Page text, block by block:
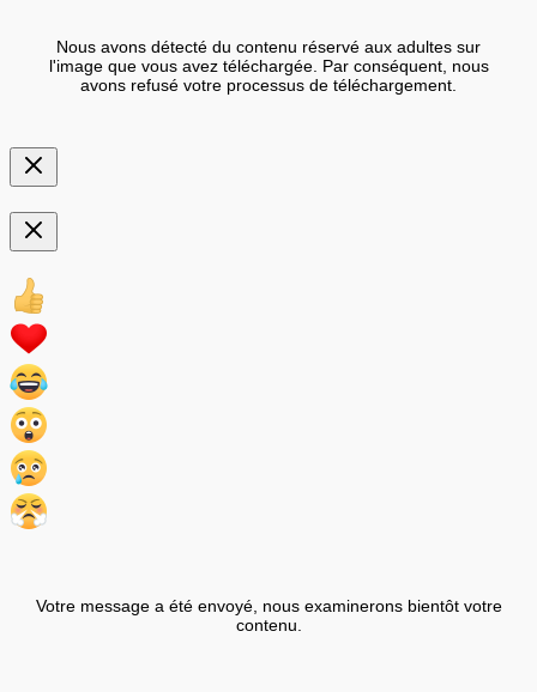
Nous avons détecté du contenu réservé aux adultes sur
l'image que vous avez téléchargée. Par conséquent, nous
avons refusé votre processus de téléchargement.
Votre message a été envoyé, nous examinerons bientôt votre
contenu.